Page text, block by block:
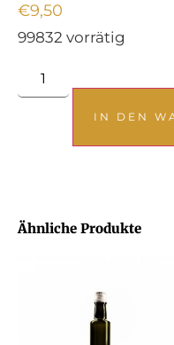
€9,50
99832 vorrätig
IN DEN
Ähnliche Produkte